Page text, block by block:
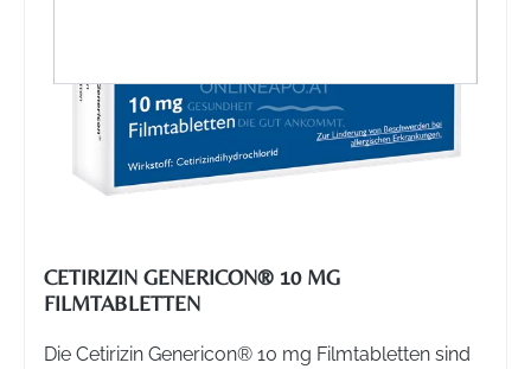
CETIRIZIN GENERICON® 10 MG
FILMTABLETTEN
Die Cetirizin Genericon® 10 mg Filmtabletten sind